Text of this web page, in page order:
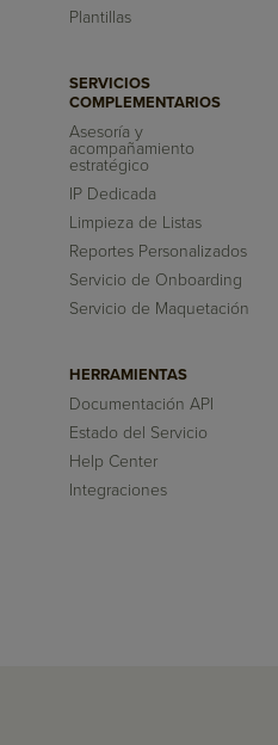
Plantillas
SERVICIOS
COMPLEMENTARIOS
Asesoría y
acompañamiento
estratégico
IP Dedicada
Limpieza de Listas
Reportes Personalizados
Servicio de Onboarding
Servicio de Maquetación
HERRAMIENTAS
Documentación API
Estado del Servicio
Help Center
Integraciones